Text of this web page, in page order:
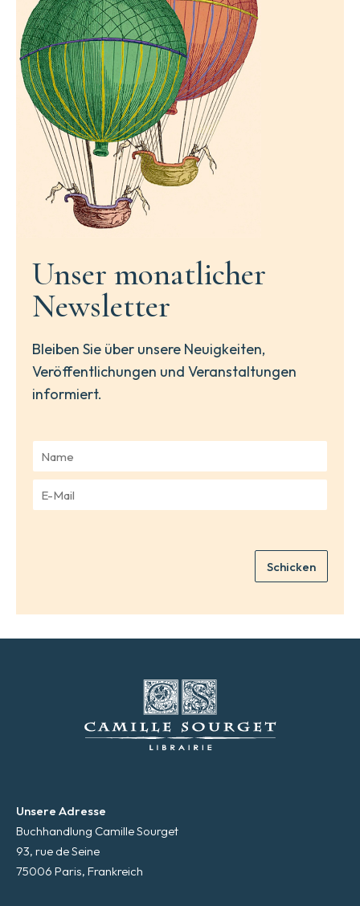
Unser monatlicher
Newsletter
Bleiben Sie über unsere Neuigkeiten,
Veröffentlichungen und Veranstaltungen
informiert.
m
*
Schicken
Unsere Adresse
Buchhandlung Camille Sourget
93, rue de Seine
75006 Paris, Frankreich